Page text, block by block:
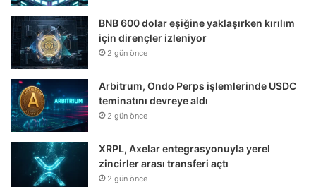
BNB 600 dolar eşiğine yaklaşırken kırılım
için dirençler izleniyor
2 gün önce
Arbitrum, Ondo Perps işlemlerinde USDC
teminatını devreye aldı
2 gün önce
XRPL, Axelar entegrasyonuyla yerel
zincirler arası transferi açtı
2 gün önce